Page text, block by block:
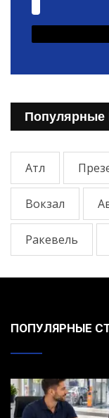
Популярные
Атл
Вокзал
Ракевель
ПОПУЛЯРНЫЕ